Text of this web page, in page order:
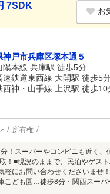
7SDK
お
神戸市兵庫区塚本通５
陽本線 兵庫駅 徒歩5分
速鉄道東西線 大開駅 徒歩5
西神・山手線 上沢駅 徒歩10
所有権
！スーパーやコンビニも近く
！■現況のままで、民泊やゲス
軽にお問い合わせくださいま
こども園…徒歩8分・関西スー